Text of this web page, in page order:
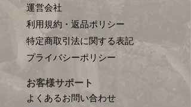
運営会社
利用規約・返品ポリシー
特定商取引法に関する表記
プライバシーポリシー
お客様サポート
よくあるお問い合わせ